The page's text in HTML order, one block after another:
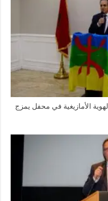
الأمازيغية في محفل يمزج